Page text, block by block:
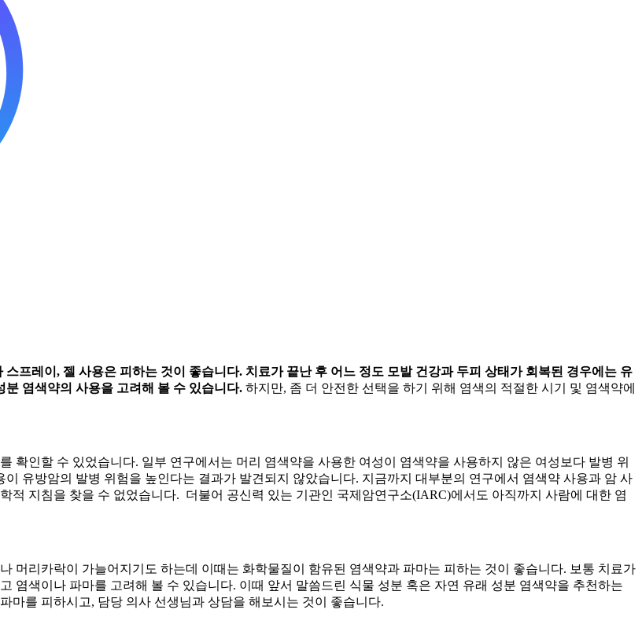
프레이, 젤 사용은 피하는 것이 좋습니다. 치료가 끝난 후 어느 정도 모발 건강과 두피 상태가 회복된 경우에는 유
염색약의 사용을 고려해 볼 수 있습니다. 하지만, 좀 더 안전한 선택을 하기 위해 염색의 적절한 시기 및 염색약에
확인할 수 있었습니다. 일부 연구에서는 머리 염색약을 사용한 여성이 염색약을 사용하지 않은 여성보다 발병 위
유방암의 발병 위험을 높인다는 결과가 발견되지 않았습니다. 지금까지 대부분의 연구에서 염색약 사용과 암 사
적 지침을 찾을 수 없었습니다. 더불어 공신력 있는 기관인 국제암연구소(IARC)에서도 아직까지 사람에 대한 염
머리카락이 가늘어지기도 하는데 이때는 화학물질이 함유된 염색약과 파마는 피하는 것이 좋습니다. 보통 치료가
염색이나 파마를 고려해 볼 수 있습니다. 이때 앞서 말씀드린 식물 성분 혹은 자연 유래 성분 염색약을 추천하는
마를 피하시고, 담당 의사 선생님과 상담을 해보시는 것이 좋습니다.